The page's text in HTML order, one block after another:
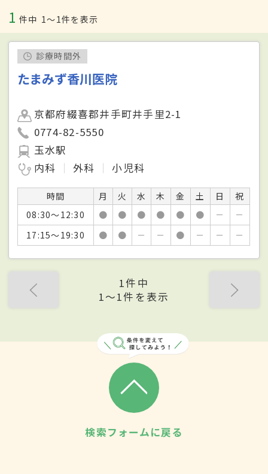
1 件中 1〜1件を表示
診療時間外
たまみず香川医院
京都府綴喜郡井手町井手里2-1
0774-82-5550
玉水駅
内科
外科 小児科
時間 月 火 水 木 金 土 日
祝
08:30～12:30
● ● ● ● ● ● －
－
17:15～19:30
● ● － － ● － － －
1件中
1〜1件を表示
検索フォームに戻る